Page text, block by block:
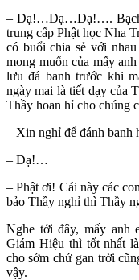
– Dạ!…Dạ…Dạ!…. Bạch
trung cấp Phật học Nha
có buổi chia sẻ với
mong muốn của mấy
lưu đá banh trước khi
ngày mai là tiết dạy của
Thầy hoan hỉ cho chúng
– Xin nghỉ để đánh banh
– Dạ!…
– Phật ơi! Cái này các
bảo Thầy nghỉ thì Thầy
Nghe tới đây, mấy anh
Giám Hiệu thì tốt nhất
cho sớm chứ gan trời
vậy.